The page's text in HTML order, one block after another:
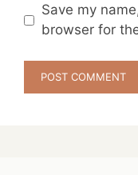
Save my
browser for